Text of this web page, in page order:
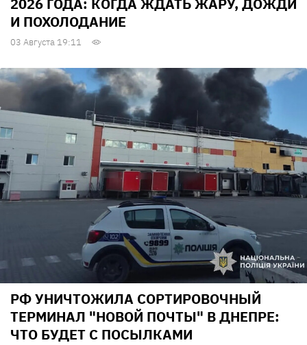
2026 ГОДА: КОГДА ЖДАТЬ ЖАРУ, ДОЖДИ
И ПОХОЛОДАНИЕ
03 Августа 19:11
РФ УНИЧТОЖИЛА СОРТИРОВОЧНЫЙ
ТЕРМИНАЛ "НОВОЙ ПОЧТЫ" В ДНЕПРЕ:
ЧТО БУДЕТ С ПОСЫЛКАМИ